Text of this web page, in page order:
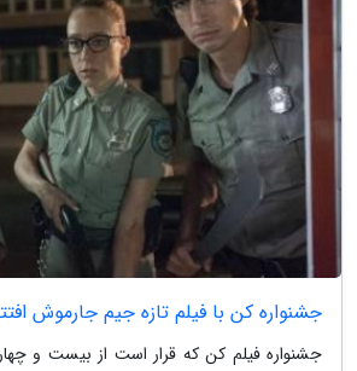
جشنواره کن با فیلم تازه جیم جارموش
جشنواره فیلم کن که قرار است از بیست و